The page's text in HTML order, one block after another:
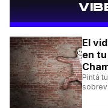
El
en
Pintá